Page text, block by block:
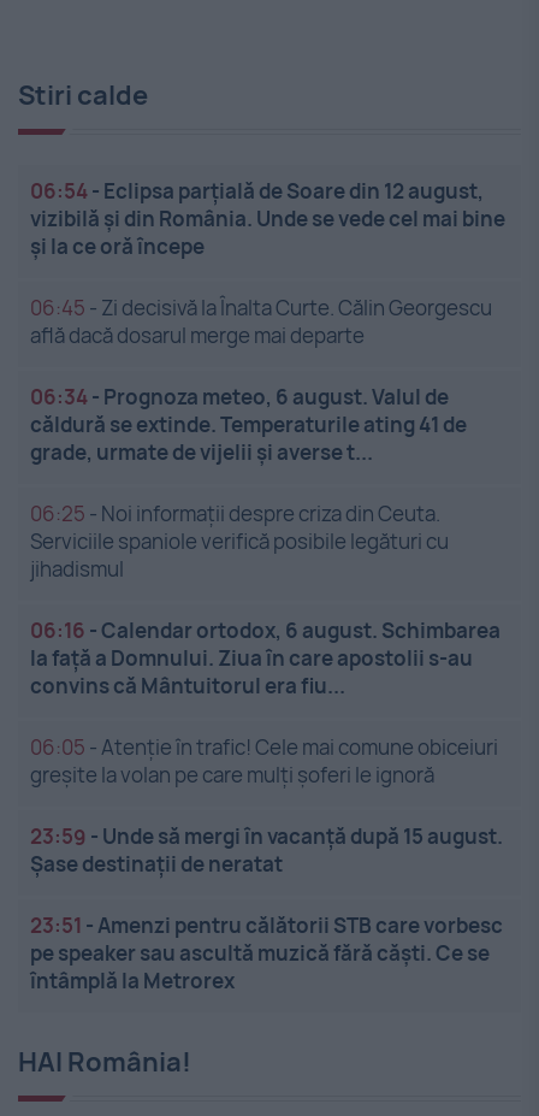
Stiri calde
06:54- Eclipsa parțială de Soare din 12 august,
vizibilă și din România. Unde se vede cel mai bine
și la ce oră începe
06:45 - Zi decisivă la Înalta Curte. Călin Georgescu
află dacă dosarul merge mai departe
06:34- Prognoza meteo, 6 august. Valul de
căldură se extinde. Temperaturile ating 41 de
grade, urmate de vijelii și averse t...
06:25 - Noi informații despre criza din Ceuta.
Serviciile spaniole verifică posibile legături cu
jihadismul
06:16 -Calendar ortodox, 6 august. Schimbarea
la față a Domnului. Ziua în care apostolii s-au
convins că Mântuitorul era fiu...
06:05 -Atenție în trafic! Cele mai comune obiceiuri
greșite la volan pe care mulți șoferi le ignoră
23:59 - Unde să mergi în vacanță după 15 august.
Șase destinații de neratat
23:51 -Amenzi pentru călătorii STB care vorbesc
pe speaker sau ascultă muzică fără căști. Ce se
întâmplă la Metrorex
HAI România!